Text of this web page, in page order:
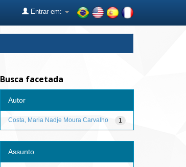
Entrar em:
Busca facetada
Autor
1
Costa, Maria Nadje Moura Carvalho
Assunto